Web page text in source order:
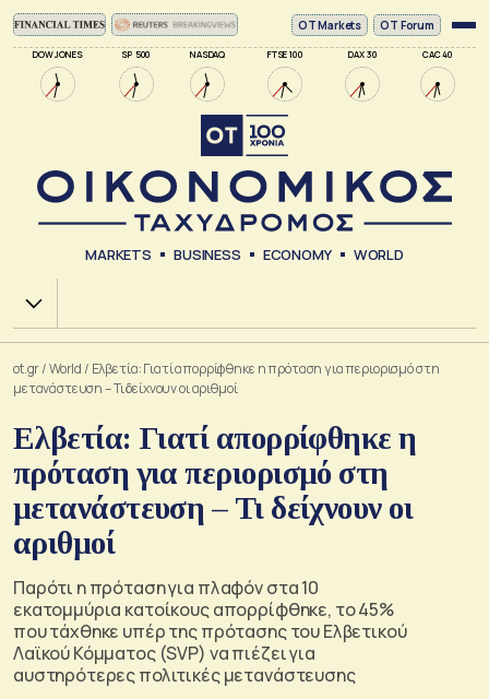
DOW JONES SP 500 NASDAQ FTSE 100 DAX 30 CAC 40
ΟΤ Markets OT Forum
MARKETS BUSINESS ECONOMY WORLD
Χ.Α.
ot.gr/World / Ελβετία: Γιατί απορρίφθηκε η πρόταση για περιορισμό στη
μετανάστευση – Τι δείχνουν οι αριθμοί
Ελβετία: Γιατί απορρίφθηκε η
πρόταση για περιορισμό στη
μετανάστευση – Τι δείχνουν οι
αριθμοί
Παρότι η πρόταση για πλαφόν στα 10
εκατομμύρια κατοίκους απορρίφθηκε, το 45%
που τάχθηκε υπέρ της πρότασης του Ελβετικού
Λαϊκού Κόμματος (SVP) να πιέζει για
αυστηρότερες πολιτικές μετανάστευσης